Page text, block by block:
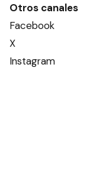
Otros canales
Facebook
X
Instagram